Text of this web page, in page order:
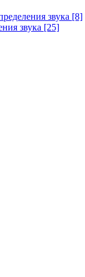
звука [8]
звука [25]